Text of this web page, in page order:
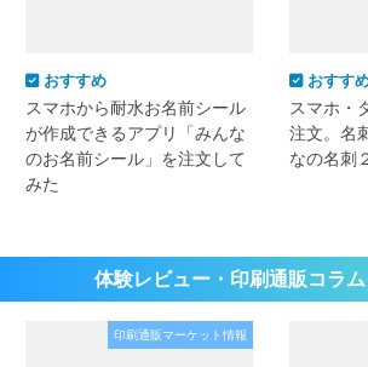
おすすめ
スマホから耐水お名前シール
が作成できるアプリ「みんな
のお名前シール」を注文して
みた
おすす
スマホ・
注文。名
なの名刺
体験レビュー・印刷通販コラ
印刷通販マーケット情報